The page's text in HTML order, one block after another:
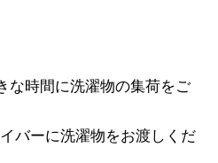
な時間に洗濯物の集荷をご
バーに洗濯物をお渡しくだ